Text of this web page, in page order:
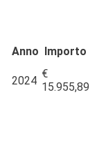
Anno Importo
2024
€
15.955,89